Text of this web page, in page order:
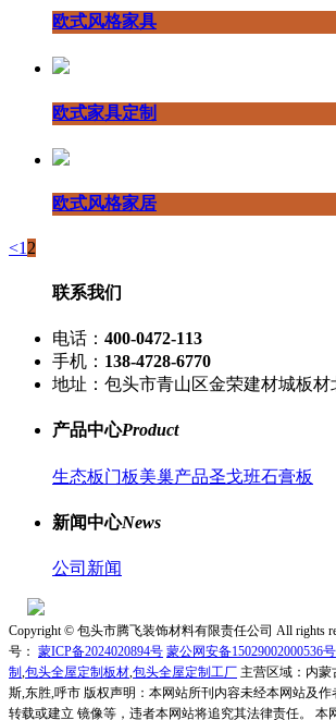
欧式风格家具
欧式家具定制
欧式风格家居
<12
联系我们
电话： 400-0472-113
手机： 138-4728-6770
地址：包头市青山区金荣建材城板材
产品中心Product
生态板门板美巢产品圣戈班石膏板
新闻中心News
公司新闻
Copyright © 包头市腾飞装饰材料有限责任公司 All rights
号： 蒙ICP备2024020894号 蒙公网安备15029002000536号
制 ,包头全屋定制板材,包头全屋定制工厂 主营区域：内蒙
斯,东胜,呼市 版权声明：本网站所刊内容未经本网站及作
转载或建立 镜像等，违者本网站将追究其法律责任。 本